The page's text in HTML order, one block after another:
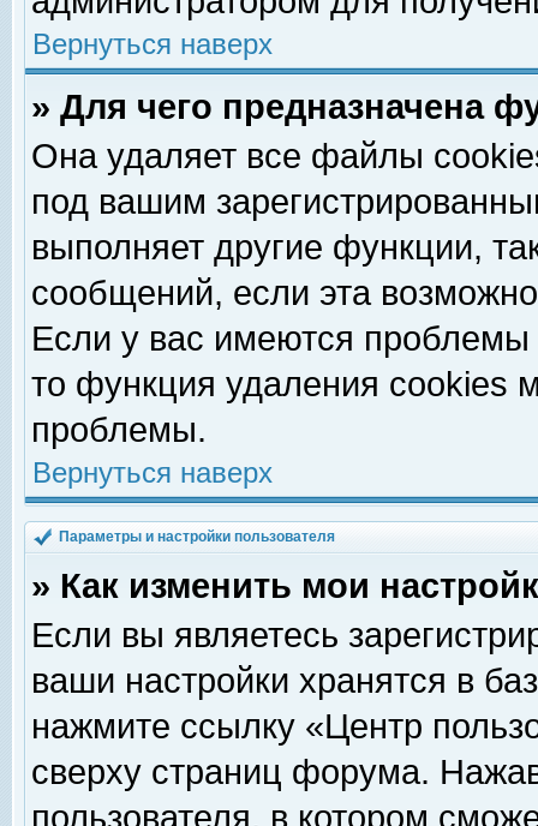
Вернуться наверх
» Для чего предназначена
Она удаляет все файлы
под вашим
выполняет другие функции,
сообщений, если эта
Если у вас имеются
то функция удаления cookies
проблемы.
Вернуться наверх
Параметры и настройки пользователя
» Как изменить мои
Если вы являетесь
ваши настройки хранятся в
нажмите ссылку «Центр
сверху страниц форума.
пользователя, в котором